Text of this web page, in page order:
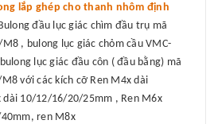
lắp ghép cho thanh nhôm định
đầu lục giác chìm đầu trụ mã
, bulong lục giác chỏm cầu VMC-
lục giác đầu côn ( đầu bằng) mã
với các kích cỡ Ren M4x dài
dài 10/12/16/20/25mm , Ren M6x
ren M8x